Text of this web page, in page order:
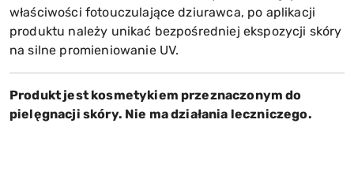
właściwości fotouczulające dziurawca, po aplikacji
produktu należy unikać bezpośredniej ekspozycji skóry
na silne promieniowanie UV.
Produkt jest kosmetykiem przeznaczonym do
pielęgnacji skóry. Nie ma działania leczniczego.